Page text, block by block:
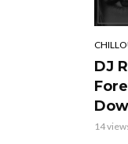
DJ
14